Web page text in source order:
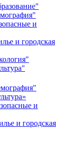
и
и городская
и
и городская